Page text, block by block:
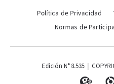
Política de Privacidad
Normas de
Edición N° 8.535 |